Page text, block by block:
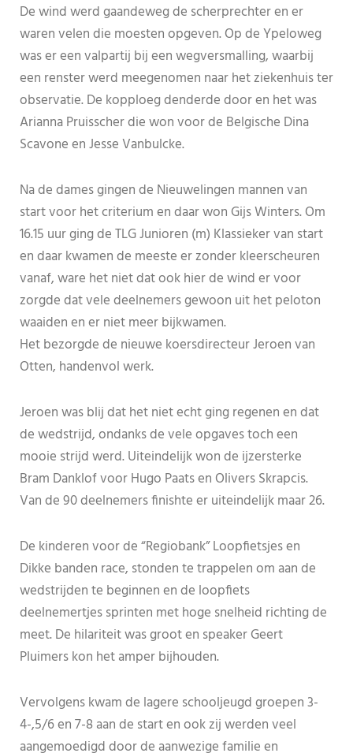
De wind werd gaandeweg de scherprechter en er
waren velen die moesten opgeven. Op de Ypeloweg
was er een valpartij bij een wegversmalling, waarbij
een renster werd meegenomen naar het ziekenhuis ter
observatie. De kopploeg denderde door en het was
Arianna Pruisscher die won voor de Belgische Dina
Scavone en Jesse Vanbulcke.
Na de dames gingen de Nieuwelingen mannen van
start voor het criterium en daar won Gijs Winters. Om
16.15 uur ging de TLG Junioren (m) Klassieker van start
en daar kwamen de meeste er zonder kleerscheuren
vanaf, ware het niet dat ook hier de wind er voor
zorgde dat vele deelnemers gewoon uit het peloton
waaiden en er niet meer bijkwamen.
Het bezorgde de nieuwe koersdirecteur Jeroen van
Otten, handenvol werk.
Jeroen was blij dat het niet echt ging regenen en dat
de wedstrijd, ondanks de vele opgaves toch een
mooie strijd werd. Uiteindelijk won de ijzersterke
Bram Danklof voor Hugo Paats en Olivers Skrapcis.
Van de 90 deelnemers finishte er uiteindelijk maar 26.
De kinderen voor de “Regiobank” Loopfietsjes en
Dikke banden race, stonden te trappelen om aan de
wedstrijden te beginnen en de loopfiets
deelnemertjes sprinten met hoge snelheid richting de
meet. De hilariteit was groot en speaker Geert
Pluimers kon het amper bijhouden.
Vervolgens kwam de lagere schooljeugd groepen 3-
4-,5/6 en 7-8 aan de start en ook zij werden veel
aangemoedigd door de aanwezige familie en